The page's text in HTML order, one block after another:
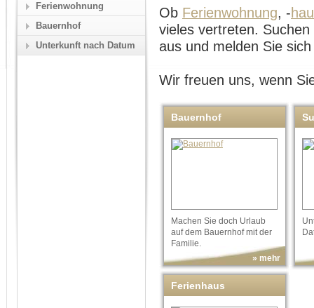
Ob Ferienwohnung, -
vieles vertreten.
aus und melden Sie
Wir freuen uns, wenn
Bauernhof
Machen Sie doch Urlaub
auf dem Bauernhof mit der
Familie.
» mehr
Ferienhaus
Ferienwohnung
Bauernhof
Unterkunft nach Datum